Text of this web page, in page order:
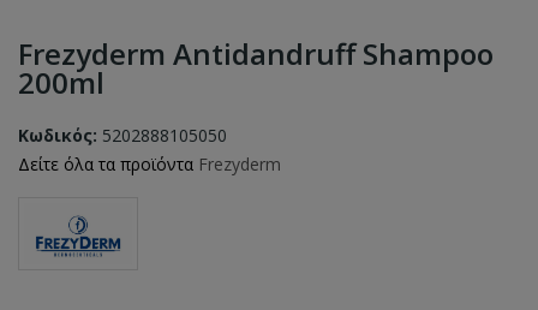
Frezyderm Antidandruff Shampoo
200ml
Κωδικός: 5202888105050
Δείτε όλα τα προϊόντα Frezyderm